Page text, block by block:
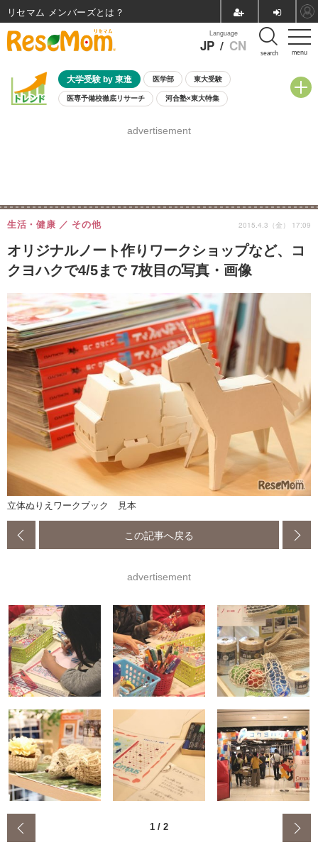
menu
Language
JP / CN search
大学受験 by 東進 医学部 東大受験
医専予備校徹底リサーチ 河合塾×東大特集
8月開催学校説明会・相談会
advertisement
オリジナルノート作りワークショップなど、コ
クヨハクで4/5まで 7枚目の写真・画像
生活・健康 その他 2015.4.3（金） 17:09
立体ぬりえワークブック 見本
この記事へ戻る
advertisement
1 / 2
リセマム メンバーズ